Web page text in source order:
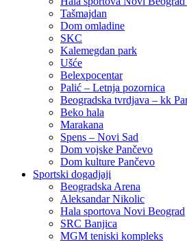
Tašmajdan
Dom omladine
SKC
Kalemegdan park
Ušće
Belexpocentar
Palić – Letnja pozornica
Beogradska tvrdjava – kk
Beko hala
Marakana
Spens – Novi Sad
Dom vojske Pančevo
Dom kulture Pančevo
Sportski dogadjaji
Beogradska Arena
Aleksandar Nikolic
Hala sportova Novi Beograd
SRC Banjica
MGM teniski kompleks